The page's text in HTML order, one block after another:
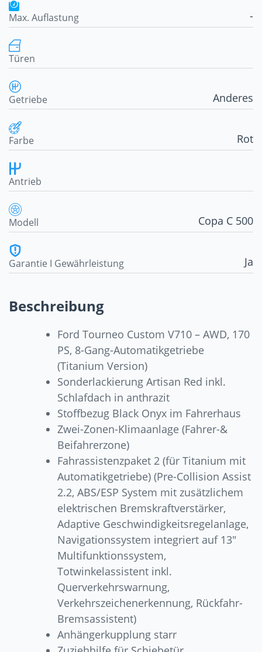
Max. Auflastung -
Türen
Getriebe Anderes
Farbe Rot
Antrieb
Modell Copa C 500
Garantie I Gewährleistung Ja
Beschreibung
Ford Tourneo Custom V710 – AWD, 170
PS, 8-Gang-Automatikgetriebe
(Titanium Version)
Sonderlackierung Artisan Red inkl.
Schlafdach in anthrazit
Stoffbezug Black Onyx im Fahrerhaus
Zwei-Zonen-Klimaanlage (Fahrer-&
Beifahrerzone)
Fahrassistenzpaket 2 (für Titanium mit
Automatikgetriebe) (Pre-Collision Assist
2.2, ABS/ESP System mit zusätzlichem
elektrischen Bremskraftverstärker,
Adaptive Geschwindigkeitsregelanlage,
Navigationssystem integriert auf 13″
Multifunktionssystem,
Totwinkelassistent inkl.
Querverkehrswarnung,
Verkehrszeichenerkennung, Rückfahr-
Bremsassistent)
Anhängerkupplung starr